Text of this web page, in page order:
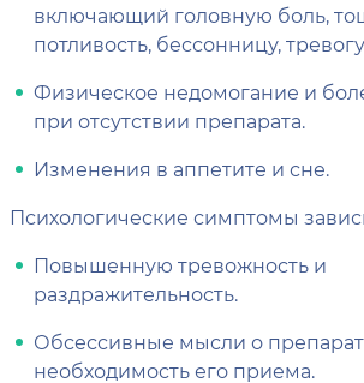
включающий головную боль,
потливость, бессонницу,
Физическое недомогание и
при отсутствии препарата.
Изменения в аппетите и сне.
Психологические симптомы
Повышенную тревожность и
раздражительность.
Обсессивные мысли о
необходимость его приема.